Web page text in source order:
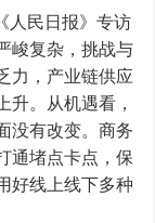
峻复杂，挑战与
力，产业链供应
升。从机遇看，
没有改变。商务
通堵点卡点，保
好线上线下多种